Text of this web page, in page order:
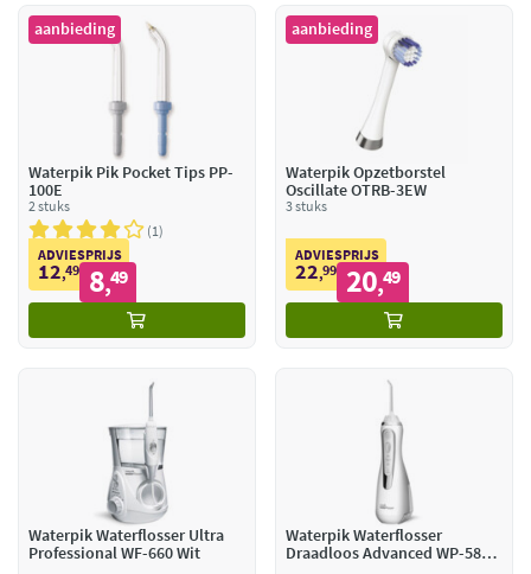
aanbieding
Waterpik Pik Pocket Tips PP-
100E
2 stuks
1
ADVIESPRIJS
12,49 8,49
aanbieding
Waterpik Opzetborstel
Oscillate OTRB-3EW
3 stuks
ADVIESPRIJS
22,99 20,49
Waterpik Waterflosser Ultra
Professional WF-660 Wit
Waterpik Waterflosser
Draadloos Advanced WP-580